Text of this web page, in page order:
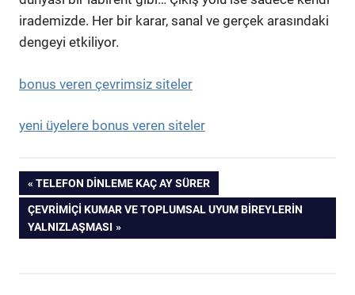
irademizde. Her bir karar, sanal ve gerçek arasındaki
dengeyi etkiliyor.
bonus veren çevrimsiz siteler
yeni üyelere bonus veren siteler
Yazı
gezinmesi
PREVIOUS
POST:
TELEFON DINLEME KAÇ AY SÜRER
NEXT
POST:
ÇEVRIMIÇI KUMAR VE TOPLUMSAL UYUM BIREYLERIN
YALNIZLAŞMASI